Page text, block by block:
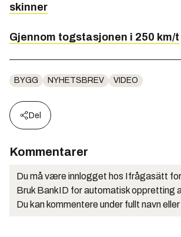
skinner
Gjennom togstasjonen i 250 km/t
BYGG NYHETSBREV VIDEO
Del
Kommentarer
Du må være innlogget hos Ifrågasätt
Bruk BankID for automatisk oppretting
Du kan kommentere under fullt navn